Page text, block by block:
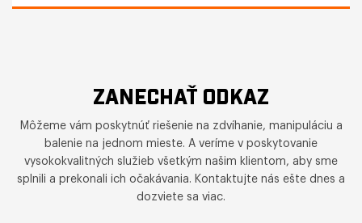
ZANECHAŤ ODKAZ
Môžeme vám poskytnúť riešenie na zdvíhanie, manipuláciu a
balenie na jednom mieste. A veríme v poskytovanie
vysokokvalitných služieb všetkým našim klientom, aby sme
splnili a prekonali ich očakávania. Kontaktujte nás ešte dnes a
dozviete sa viac.